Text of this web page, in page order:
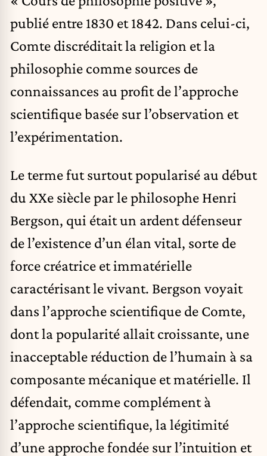
publié entre 1830 et 1842. Dans celui-ci,
Comte discréditait la religion et la
philosophie comme sources de
connaissances au profit de l’approche
scientifique basée sur l’observation et
l’expérimentation.
Le terme fut surtout popularisé au début
du XXe siècle par le philosophe Henri
Bergson, qui était un ardent défenseur
de l’existence d’un élan vital, sorte de
force créatrice et immatérielle
caractérisant le vivant. Bergson voyait
dans l’approche scientifique de Comte,
dont la popularité allait croissante, une
inacceptable réduction de l’humain à sa
composante mécanique et matérielle. Il
défendait, comme complément à
l’approche scientifique, la légitimité
d’une approche fondée sur l’intuition et